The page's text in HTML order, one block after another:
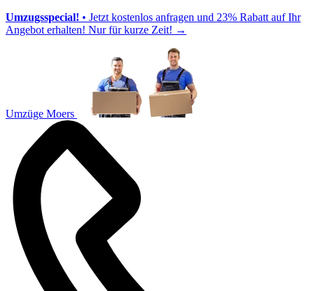
Umzugsspecial! • Jetzt kostenlos anfragen und 23% Rabatt auf Ihr
Angebot erhalten! Nur für kurze Zeit! →
Umzüge Moers